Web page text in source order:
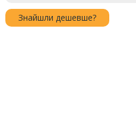
Знайшли дешевше?